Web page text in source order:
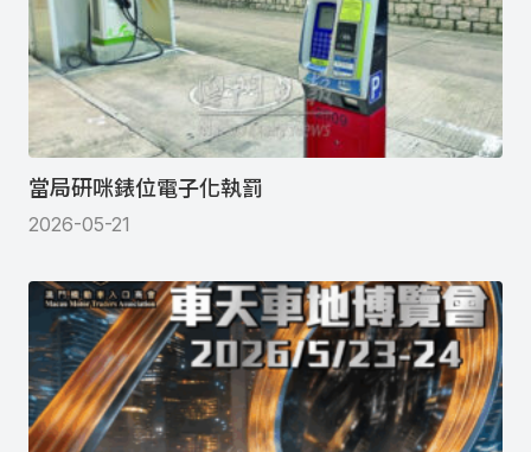
當局研咪錶位電子化執罰
2026-05-21